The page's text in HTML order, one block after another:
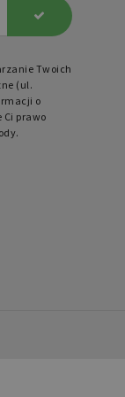
Twoich
(ul.
o
Ci prawo